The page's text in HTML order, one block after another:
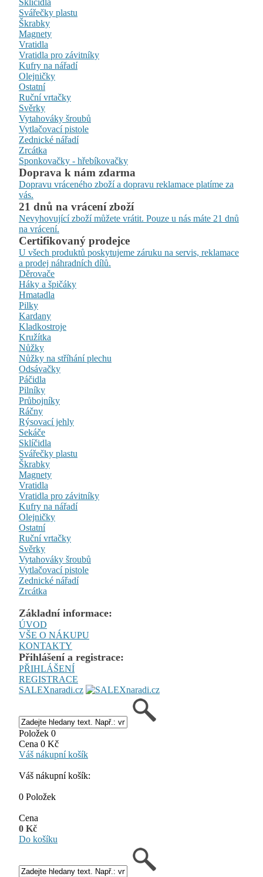
Sklíčidla
Svářečky plastu
Škrabky
Magnety
Vratidla
Vratidla pro závitníky
Kufry na nářadí
Olejničky
Ostatní
Ruční vrtačky
Svěrky
Vytahováky šroubů
Vytlačovací pistole
Zednické nářadí
Zrcátka
Sponkovačky - hřebíkovačky
Doprava k nám zdarma
Dopravu vráceného zboží a dopravu reklamace platíme za
vás.
21 dnů na vrácení zboží
Nevyhovující zboží můžete vrátit. Pouze u nás máte 21 dnů
na vrácení.
Certifikovaný prodejce
U všech produktů poskytujeme záruku na servis, reklamace
a prodej náhradních dílů.
Děrovače
Háky a špičáky
Hmatadla
Pilky
Kardany
Kladkostroje
Kružítka
Nůžky
Nůžky na stříhání plechu
Odsávačky
Páčidla
Pilníky
Průbojníky
Ráčny
Rýsovací jehly
Sekáče
Sklíčidla
Svářečky plastu
Škrabky
Magnety
Vratidla
Vratidla pro závitníky
Kufry na nářadí
Olejničky
Ostatní
Ruční vrtačky
Svěrky
Vytahováky šroubů
Vytlačovací pistole
Zednické nářadí
Zrcátka
Základní informace:
ÚVOD
VŠE O NÁKUPU
KONTAKTY
Přihlášení a registrace:
PŘIHLÁŠENÍ
REGISTRACE
SALEXnaradi.cz
Položek 0
Cena 0 Kč
Váš nákupní košík
Váš nákupní košík:
0 Položek
Cena
0 Kč
Do košíku